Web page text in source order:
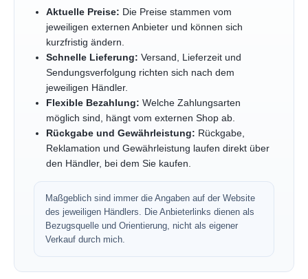
Aktuelle Preise: Die Preise stammen vom
jeweiligen externen Anbieter und können sich
kurzfristig ändern.
Schnelle Lieferung: Versand, Lieferzeit und
Sendungsverfolgung richten sich nach dem
jeweiligen Händler.
Flexible Bezahlung: Welche Zahlungsarten
möglich sind, hängt vom externen Shop ab.
Rückgabe und Gewährleistung: Rückgabe,
Reklamation und Gewährleistung laufen direkt über
den Händler, bei dem Sie kaufen.
Maßgeblich sind immer die Angaben auf der Website
des jeweiligen Händlers. Die Anbieterlinks dienen als
Bezugsquelle und Orientierung, nicht als eigener
Verkauf durch mich.